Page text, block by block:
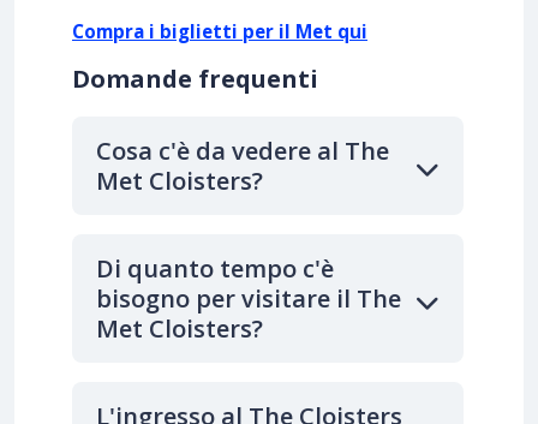
Compra i biglietti per il Met qui
Domande frequenti
Cosa c'è da vedere al The
Met Cloisters?
Di quanto tempo c'è
bisogno per visitare il The
Met Cloisters?
L'ingresso al The Cloisters